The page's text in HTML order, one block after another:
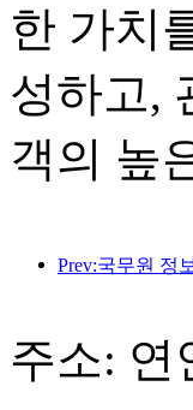
한 가치
성하고,
객의 높
주소: 연